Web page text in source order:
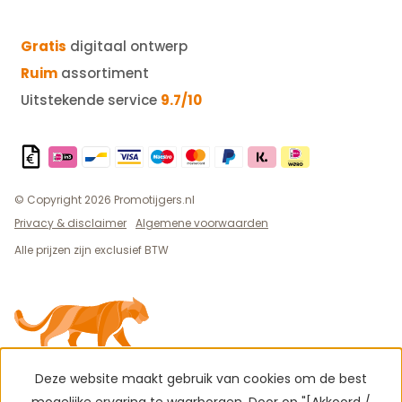
Gratis digitaal ontwerp
Ruim assortiment
Uitstekende service 9.7/10
© Copyright 2026 Promotijgers.nl
Privacy & disclaimer Algemene voorwaarden
Alle prijzen zijn exclusief BTW
Deze website maakt gebruik van cookies om de best